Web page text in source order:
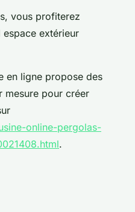
vous profiterez
extérieur
en ligne propose des
mesure pour créer
online-pergolas-
.